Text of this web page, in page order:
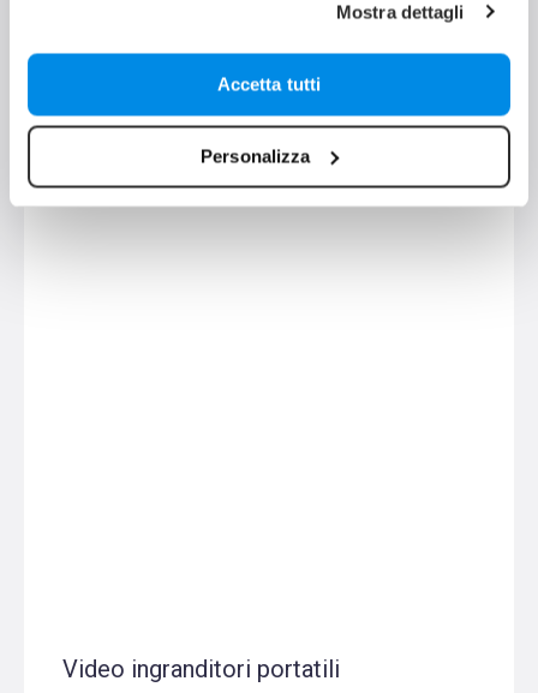
Mostra dettagli
Accetta tutti
Personalizza
840 €
Video ingranditori portatili